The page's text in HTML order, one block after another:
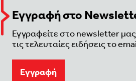
Εγγραφή στο
Εγγραφείτε στο newsletter
τις τελευταίες ειδήσεις το
Eγγραφή